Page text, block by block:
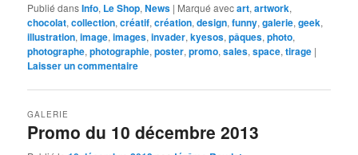
Publié dansInfo, Le Shop,News | Marqué avecart,artwork,
chocolat,collection,créatif,création,design,funny,galerie,geek,
illustration,image,images,invader,kyesos,pâques,photo,
photographe,photographie,poster,promo,sales,space,tirage |
Laisser un commentaire
Promo du 10 décembre 2013
GALERIE